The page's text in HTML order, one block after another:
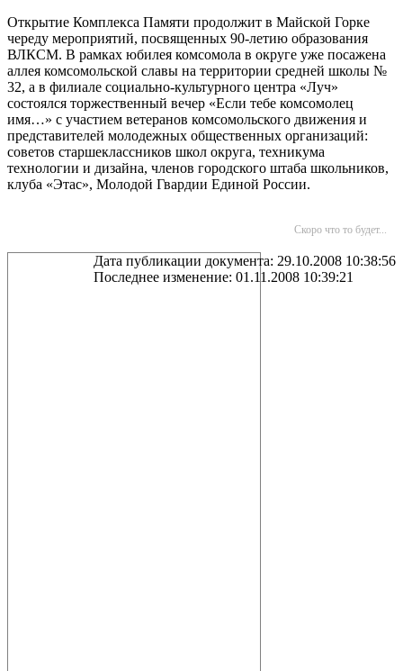
Открытие Комплекса Памяти продолжит в Майской Горке
череду мероприятий, посвященных 90-летию образования
ВЛКСМ. В рамках юбилея комсомола в округе уже посажена
аллея комсомольской славы на территории средней школы №
32, а в филиале социально-культурного центра «Луч»
состоялся торжественный вечер «Если тебе комсомолец
имя…» с участием ветеранов комсомольского движения и
представителей молодежных общественных организаций:
советов старшеклассников школ округа, техникума
технологии и дизайна, членов городского штаба школьников,
клуба «Этас», Молодой Гвардии Единой России.
Скоро что то будет...
Дата публикации документа: 29.10.2008 10:38:56
Последнее изменение: 01.11.2008 10:39:21